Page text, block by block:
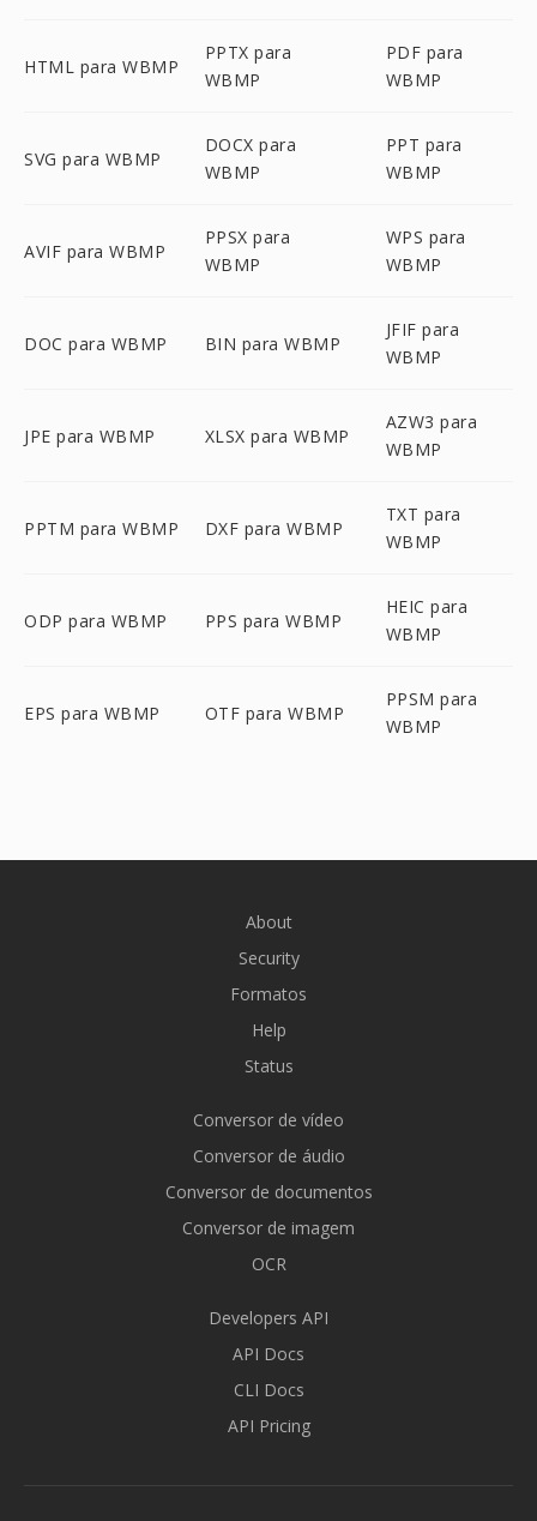
HTML para WBMP
PPTX para
WBMP
PDF para
WBMP
SVG para WBMP
DOCX para
WBMP
PPT para
WBMP
AVIF para WBMP
PPSX para
WBMP
WPS para
WBMP
DOC para WBMP BIN para WBMP
JFIF para
WBMP
JPE para WBMP XLSX para WBMP
AZW3 para
WBMP
PPTM para WBMP DXF para WBMP
TXT para
WBMP
ODP para WBMP PPS para WBMP
HEIC para
WBMP
EPS para WBMP OTF para WBMP
PPSM para
WBMP
About
Security
Formatos
Help
Status
Conversor de vídeo
Conversor de áudio
Conversor de documentos
Conversor de imagem
OCR
Developers API
API Docs
CLI Docs
API Pricing